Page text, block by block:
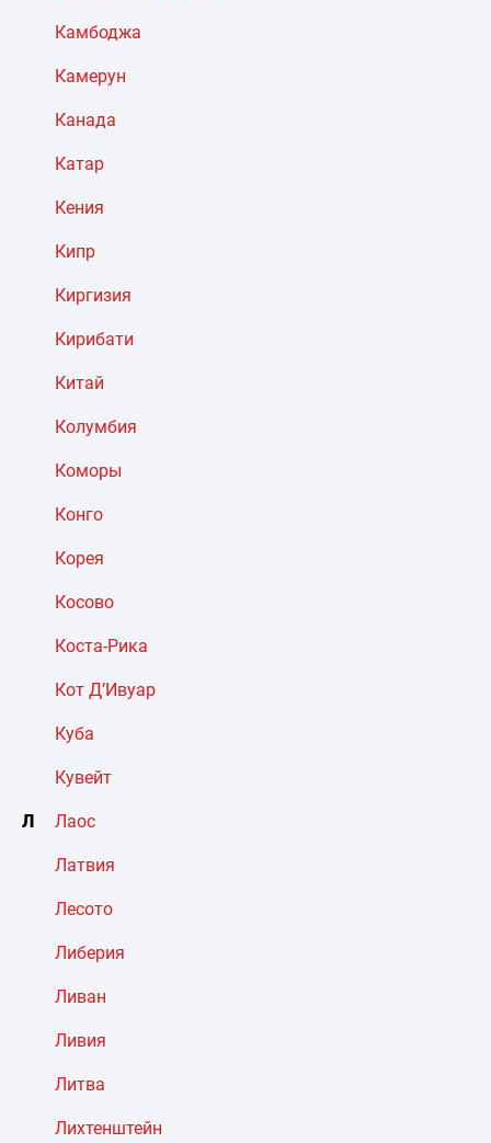
Камбоджа
Камерун
Канада
Катар
Кения
Кипр
Киргизия
Кирибати
Китай
Колумбия
Коморы
Конго
Корея
Косово
Коста-Рика
Кот Д’Ивуар
Куба
Кувейт
Л Лаос
Латвия
Лесото
Либерия
Ливан
Ливия
Литва
Лихтенштейн